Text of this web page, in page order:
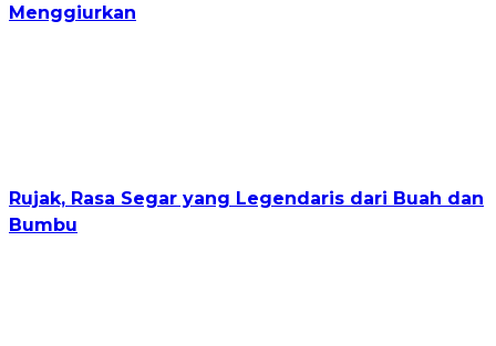
Menggiurkan
Rujak, Rasa Segar yang Legendaris dari Buah dan
Bumbu